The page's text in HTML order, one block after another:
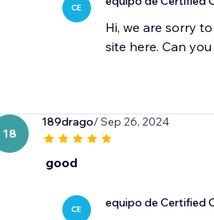
CE
Hi, we are sorry
site here. Can
18
189drago/ Sep 26, 2024
good
CE equipo de Certified